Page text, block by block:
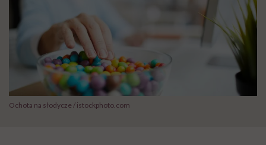
Ochota na słodycze / istockphoto.com